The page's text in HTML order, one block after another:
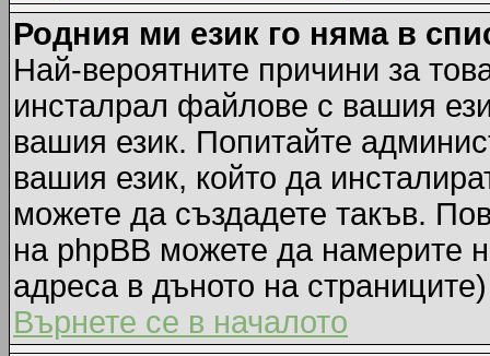
Родния ми език го няма в
Най-вероятните причини за
инсталрал файлове с вашия
вашия език. Попитайте
вашия език, който да
можете да създадете такъв.
на phpBB можете да намерите
адреса в дъното на страниците)
Върнете се в началото